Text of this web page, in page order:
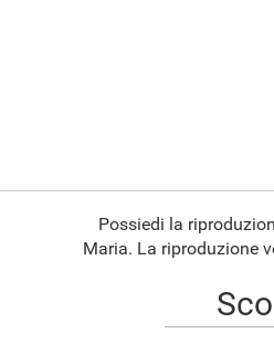
Possiedi la
Maria. La riproduzione